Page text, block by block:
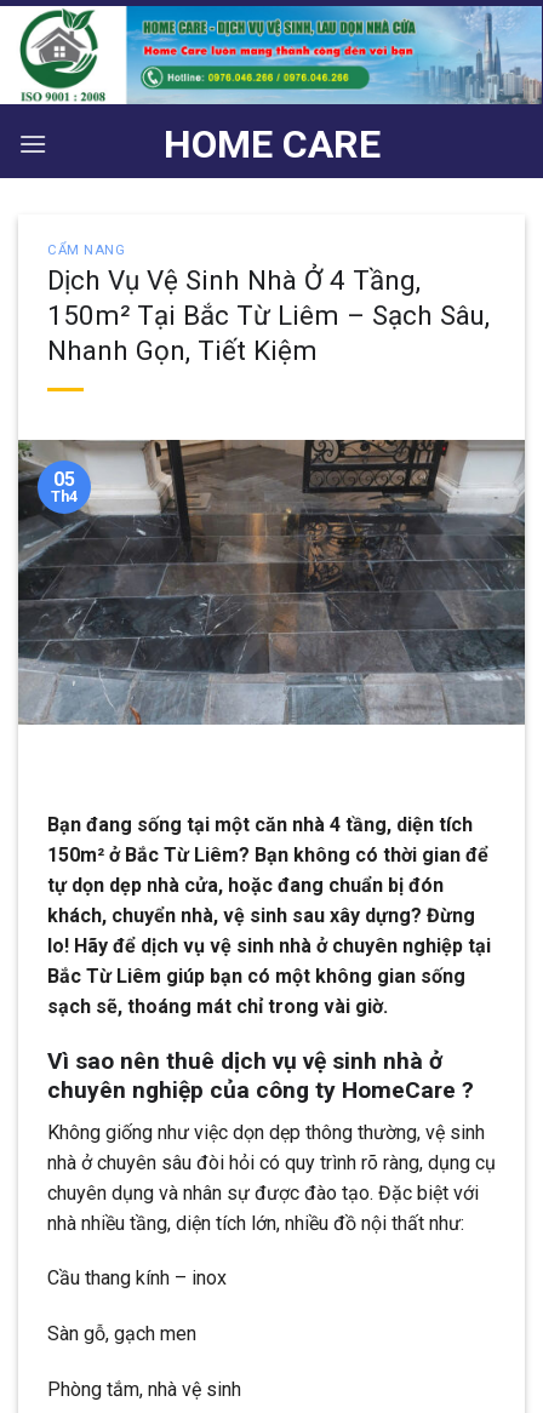
Bỏ
qua
nội
dung
HOME CARE
CẨM NANG
Dịch Vụ Vệ Sinh Nhà Ở 4 Tầng,
150m² Tại Bắc Từ Liêm – Sạch Sâu,
Nhanh Gọn, Tiết Kiệm
05
Th4
Bạn đang sống tại một căn nhà 4 tầng, diện tích
150m² ở Bắc Từ Liêm? Bạn không có thời gian để
tự dọn dẹp nhà cửa, hoặc đang chuẩn bị đón
khách, chuyển nhà, vệ sinh sau xây dựng? Đừng
lo! Hãy để dịch vụ vệ sinh nhà ở chuyên nghiệp tại
Bắc Từ Liêm giúp bạn có một không gian sống
sạch sẽ, thoáng mát chỉ trong vài giờ.
Vì sao nên thuê dịch vụ vệ sinh nhà ở
chuyên nghiệp của công ty HomeCare ?
Không giống như việc dọn dẹp thông thường, vệ sinh
nhà ở chuyên sâu đòi hỏi có quy trình rõ ràng, dụng cụ
chuyên dụng và nhân sự được đào tạo. Đặc biệt với
nhà nhiều tầng, diện tích lớn, nhiều đồ nội thất như:
Cầu thang kính – inox
Sàn gỗ, gạch men
Phòng tắm, nhà vệ sinh